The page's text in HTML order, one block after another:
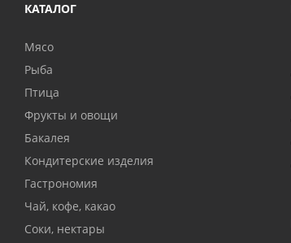
КАТАЛОГ
Мясо
Рыба
Птица
Фрукты и овощи
Бакалея
Кондитерские изделия
Гастрономия
Чай, кофе, какао
Соки, нектары